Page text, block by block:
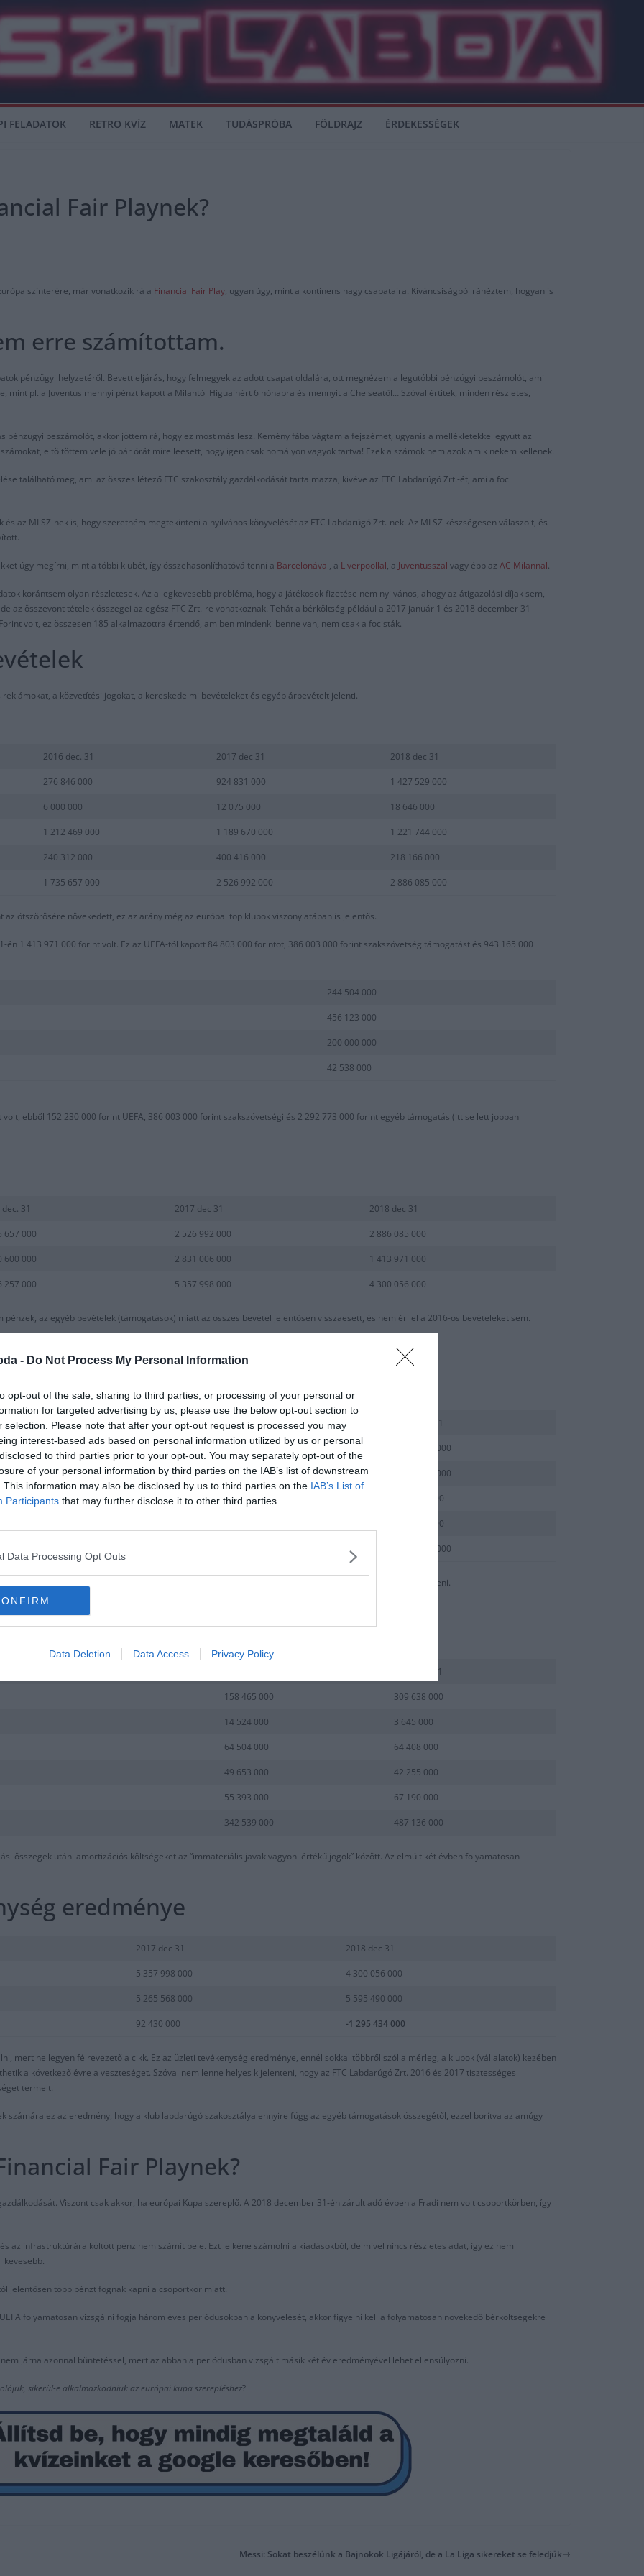
- Do Not Process My Personal Information
opt-out of the sale, sharing to third parties, or processing of your personal or
for targeted advertising by us, please use the below opt-out section to
selection. Please note that after your opt-out request is processed you may
interest-based ads based on personal information utilized by us or personal
to third parties prior to your opt-out. You may separately opt-out of the
of your personal information by third parties on the IAB’s list of downstream
This information may also be disclosed by us to third parties on the IAB’s List of
Participants that may further disclose it to other third parties.
Data Processing Opt Outs
Data Deletion Data Access Privacy Policy
FELADATOK RETRO KVÍZ MATEK TUDÁSPRÓBA FÖLDRAJZ ÉRDEKESSÉGEK
Fair Playnek?
színterére, már vonatkozik rá a Financial Fair Play, ugyan úgy, mint a kontinens nagy csapataira. Kíváncsiságból ránéztem, hogyan is
erre számítottam.
pénzügyi helyzetéről. Bevett eljárás, hogy felmegyek az adott csapat oldalára, ott megnézem a legutóbbi pénzügyi beszámolót, ami
mint pl. a Juventus mennyi pénzt kapott a Milantól Higuainért 6 hónapra és mennyit a Chelseatől… Szóval értitek, minden részletes,
beszámolót, akkor jöttem rá, hogy ez most más lesz. Kemény fába vágtam a fejszémet, ugyanis a mellékletekkel együtt az
eltöltöttem vele jó pár órát mire leesett, hogy igen csak homályon vagyok tartva! Ezek a számok nem azok amik nekem kellenek.
található meg, ami az összes létező FTC szakosztály gazdálkodását tartalmazza, kivéve az FTC Labdarúgó Zrt.-ét, ami a foci
az MLSZ-nek is, hogy szeretném megtekinteni a nyilvános könyvelését az FTC Labdarúgó Zrt.-nek. Az MLSZ készségesen válaszolt, és
úgy megírni, mint a többi klubét, így összehasonlíthatóvá tenni a Barcelonával, a Liverpoollal, a Juventusszal vagy épp az AC Milannal.
korántsem olyan részletesek. Az a legkevesebb probléma, hogy a játékosok fizetése nem nyilvános, ahogy az átigazolási díjak sem,
az összevont tételek összegei az egész FTC Zrt.-re vonatkoznak. Tehát a bérköltség például a 2017 január 1 és 2018 december 31
volt, ez összesen 185 alkalmazottra értendő, amiben mindenki benne van, nem csak a focisták.
a közvetítési jogokat, a kereskedelmi bevételeket és egyéb árbevételt jelenti.
2016 dec. 31 2017 dec 31 2018 dec 31
276 846 000 924 831 000 1 427 529 000
6 000 000 12 075 000 18 646 000
1 212 469 000 1 189 670 000 1 221 744 000
240 312 000 400 416 000 218 166 000
1 735 657 000 2 526 992 000 2 886 085 000
ötszörösére növekedett, ez az arány még az európai top klubok viszonylatában is jelentős.
én 1 413 971 000 forint volt. Ez az UEFA-tól kapott 84 803 000 forintot, 386 003 000 forint szakszövetség támogatást és 943 165 000
244 504 000
456 123 000
200 000 000
42 538 000
ebből 152 230 000 forint UEFA, 386 003 000 forint szakszövetségi és 2 292 773 000 forint egyéb támogatás (itt se lett jobban
31 2017 dec 31 2018 dec 31
657 000 2 526 992 000 2 886 085 000
600 000 2 831 006 000 1 413 971 000
257 000 5 357 998 000 4 300 056 000
az egyéb bevételek (támogatások) miatt az összes bevétel jelentősen visszaesett, és nem éri el a 2016-os bevételeket sem.
de itt se volt segítségemre a kiegészítő melléklet.
2016 dec. 31 2017 dec 31 2018 dec 31
1 097 920 000 1 538 352 000 1 336 531 000
2 796 140 000 3 181 022 000 3 324 398 000
231 364 000 342 539 000 487 136 000
447 425 000
5 595 490 000
vett szolgáltatások értékét, az egyéb szolgáltatások értékét és az eladott szolgáltatások értékét kell érteni.
szállás, edzőtábor, szállítás, bérleti díjak, raktározás, ügyvédi költségek, bírók, orvosok és hasonlók.
bérköltsége, valamint az utánuk fizetendő járulékok.
2018 dec 31
158 465 000 309 638 000
14 524 000 3 645 000
64 504 000 64 408 000
49 653 000 42 255 000
55 393 000 67 190 000
342 539 000 487 136 000
összegek utáni amortizációs költségeket az “immateriális javak vagyoni értékű jogok” között. Az elmúlt két évben folyamatosan
eredménye
2017 dec 31 2018 dec 31
5 357 998 000 4 300 056 000
5 265 568 000 5 595 490 000
92 430 000 -1 295 434 000
mert ne legyen félrevezető a cikk. Ez az üzleti tevékenység eredménye, ennél sokkal többről szól a mérleg, a klubok (vállalatok) kezében
a következő évre a veszteséget. Szóval nem lenne helyes kijelenteni, hogy az FTC Labdarúgó Zrt. 2016 és 2017 tisztességes
termelt.
számára ez az eredmény, hogy a klub labdarúgó szakosztálya ennyire függ az egyéb támogatások összegétől, ezzel borítva az amúgy
Fair Playnek?
Viszont csak akkor, ha európai Kupa szereplő. A 2018 december 31-én zárult adó évben a Fradi nem volt csoportkörben, így
az infrastruktúrára költött pénz nem számít bele. Ezt le kéne számolni a kiadásokból, de mivel nincs részletes adat, így ez nem
kevesebb.
jelentősen több pénzt fognak kapni a csoportkör miatt.
folyamatosan vizsgálni fogja három éves periódusokban a könyvelését, akkor figyelni kell a folyamatosan növekedő bérköltségekre
járna azonnal büntetéssel, mert az abban a periódusban vizsgált másik két év eredményével lehet ellensúlyozni.
sikerül-e alkalmazkodniuk az európai kupa szerepléshez?
Messi: Sokat beszélünk a Bajnokok Ligájáról, de a La Liga sikereket se feledjük